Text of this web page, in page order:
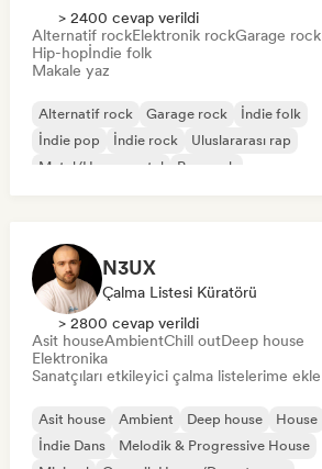
> 2400 cevap verildi
Alternatif rockElektronik rockGarage rock
Hip-hopİndie folk
Makale yaz
Alternatif rock Garage rock
İndie folk
İndie pop
İndie rock
Uluslararası rap
Metal/Heavy metal
Pop rock
N3UX
Çalma Listesi Küratörü
> 2800 cevap verildi
Asit houseAmbientChill outDeep house
Elektronika
Sanatçıları etkileyici çalma listelerime ekle
Asit house Ambient Deep house
House
İndie Dans
Melodik & Progressive House